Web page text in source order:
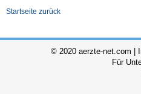
Startseite zurück
© 2020 aerzte-net.com |
Für